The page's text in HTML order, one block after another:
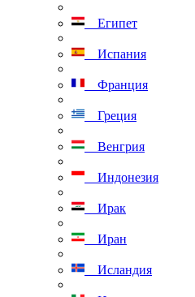
Египет
Испания
Франция
Греция
Венгрия
Индонезия
Ирак
Иран
Исландия